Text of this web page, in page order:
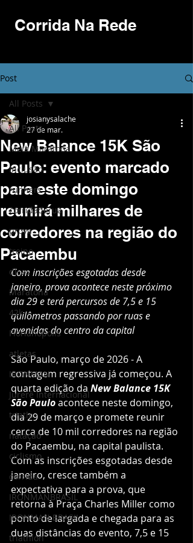
Corrida Na Rede
Post
All Posts
Meia Maratona
Inclusão
runners
corridaderua
prova
treino
dicas
Maratona
42k
Florianopolis
atletas
IRONMAN
Jurerê Internacional
triatlo
natação
ciclismo
corrida
IRONMANBRASIL
IRONMAN BRASIL
triathlon
All Posts
New Balance 15K São
Paulo: evento marcado
para este domingo
reunirá milhares de
corredores na região do
Pacaembu
josianysalache
27 de mar.
Com inscrições esgotadas desde
janeiro, prova acontece neste próximo
dia 29 e terá percursos de 7,5 e 15
quilômetros passando por ruas e
avenidas do centro da capital
São Paulo, março de 2026 - A
contagem regressiva já começou. A
quarta edição da New Balance 15K
São Paulo acontece neste domingo,
dia 29 de março e promete reunir
cerca de 10 mil corredores na região
do Pacaembu, na capital paulista.
Com as inscrições esgotadas desde
janeiro, cresce também a
expectativa para a prova, que
retorna à Praça Charles Miller como
ponto de largada e chegada para as
duas distâncias do evento, 7,5 e 15